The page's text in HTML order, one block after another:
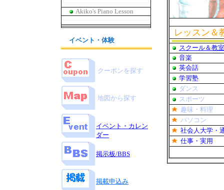
Akiko's Piano Lesson
イベント・体験
クーポンを探す
地図から探す
イベント・カレン
ダー
掲示板/BBS
掲載申込み
レッスン＆
スクール＆教室
音楽
英会話
学習塾
ダンス
スポーツ
趣味・料理
パソコン
社会人大学・
仕事・実用